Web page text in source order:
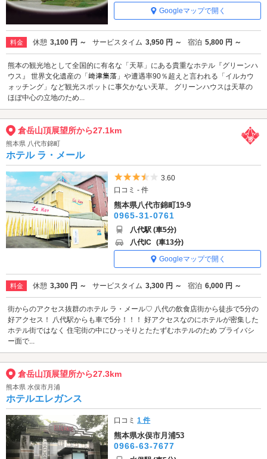
Googleマップで開く
料金 休憩 3,100 円 ～ サービスタイム 3,950 円 ～ 宿泊 5,800 円 ～
熊本の観光地として全国的に有名な「天草」にある貴重なホテル『グリーンハ
ウス』 世界文化遺産の「﨑津集落」や遭遇率90％超えと言われる「イルカウ
ォッチング」など観光スポットに事欠かない天草。 グリーンハウスは天草の
ほぼ中心の立地のため...
倉岳山頂展望所から27.1km
熊本県 八代市錦町
ホテル ラ・メール
5つ星のうち3.5
3.60
口コミ - 件
熊本県八代市錦町19-9
0965-31-0761
八代駅 (車5分)
八代IC (車13分)
Googleマップで開く
料金 休憩 3,300 円 ～ サービスタイム 3,300 円 ～ 宿泊 6,000 円 ～
街からのアクセス抜群のホテル ラ・メール♡ 八代の飲食店街から徒歩で5分の
好アクセス！ 八代駅からも車で5分！！！ 好アクセスなのにホテルが密集した
ホテル街ではなく 住宅街の中にひっそりとたたずむホテルのため プライバシ
ー面で...
倉岳山頂展望所から27.3km
熊本県 水俣市月浦
ホテルエレガンス
口コミ1 件
熊本県水俣市月浦53
0966-63-7677